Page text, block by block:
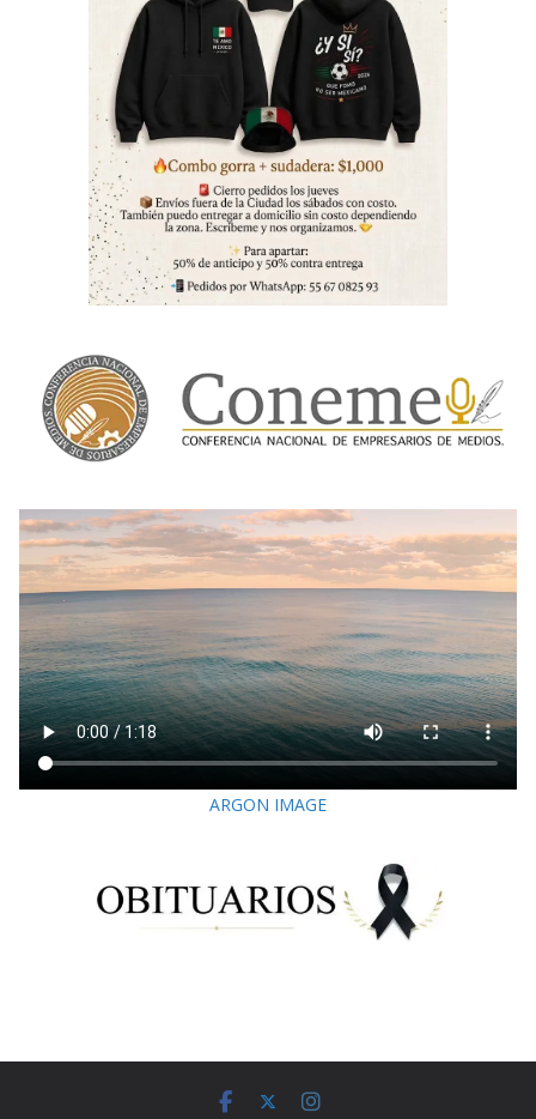
ARGON IMAGE